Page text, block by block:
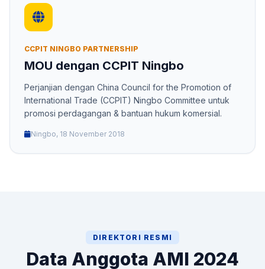
CCPIT NINGBO PARTNERSHIP
MOU dengan CCPIT Ningbo
Perjanjian dengan China Council for the Promotion of
International Trade (CCPIT) Ningbo Committee untuk
promosi perdagangan & bantuan hukum komersial.
Ningbo, 18 November 2018
DIREKTORI RESMI
Data Anggota AMI 2024